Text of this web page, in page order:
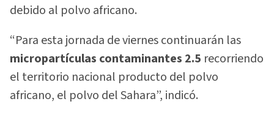
debido al polvo africano.
“Para esta jornada de viernes continuarán las
micropartículas contaminantes 2.5 recorriendo
el territorio nacional producto del polvo
africano, el polvo del Sahara”, indicó.